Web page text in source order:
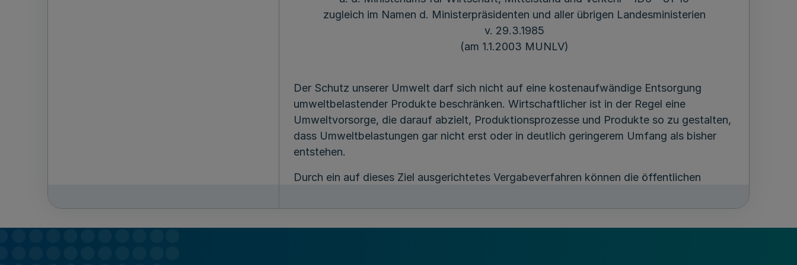
zugleich im Namen d. Ministerpräsidenten und aller übrigen Landesministerien
v. 29.3.1985
(am 1.1.2003 MUNLV)
Der Schutz unserer Umwelt darf sich nicht auf eine kostenaufwändige Entsorgung
umweltbelastender Produkte beschränken. Wirtschaftlicher ist in der Regel eine
Umweltvorsorge, die darauf abzielt, Produktionsprozesse und Produkte so zu gestalten,
dass Umweltbelastungen gar nicht erst oder in deutlich geringerem Umfang als bisher
entstehen.
Durch ein auf dieses Ziel ausgerichtetes Vergabeverfahren können die öffentlichen
umweltverträglichen Produkten und Verfahren einleiten oder beschleunigen, die sonst
mangels Nachfrage am Markt keine ausreichende Chance haben sich durchzusetzen. Bei